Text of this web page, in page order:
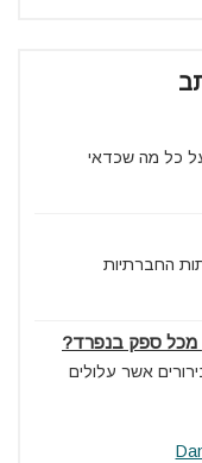
כל מה שכדאי
החברתיות
מכל ספק בנפרד?
אשר עלולים